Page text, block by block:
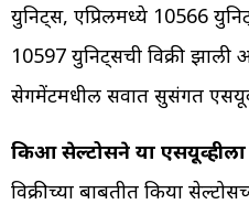
युनिट्स, एप्रिलमध्ये 10566
10597 युनिट्सची विक्री
सेगमेंटमधील सर्वात सुसंगत
किआ सेल्टोसने या
विक्रीच्या बाबतीत किया